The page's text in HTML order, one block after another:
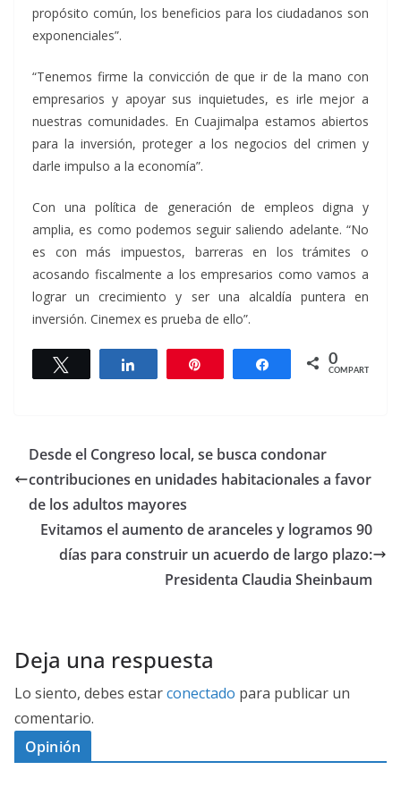
propósito común, los beneficios para los ciudadanos son
exponenciales”.
“Tenemos firme la convicción de que ir de la mano con
empresarios y apoyar sus inquietudes, es irle mejor a
nuestras comunidades. En Cuajimalpa estamos abiertos
para la inversión, proteger a los negocios del crimen y
darle impulso a la economía”.
Con una política de generación de empleos digna y
amplia, es como podemos seguir saliendo adelante. “No
es con más impuestos, barreras en los trámites o
acosando fiscalmente a los empresarios como vamos a
lograr un crecimiento y ser una alcaldía puntera en
inversión. Cinemex es prueba de ello”.
Twittear Compartir Compartir
0
COMPARTIR
Desde el Congreso local, se busca condonar
contribuciones en unidades habitacionales a favor
de los adultos mayores
Evitamos el aumento de aranceles y logramos 90
días para construir un acuerdo de largo plazo:
Presidenta Claudia Sheinbaum
Deja una respuesta
Lo siento, debes estarconectado para publicar un
comentario.
Opinión